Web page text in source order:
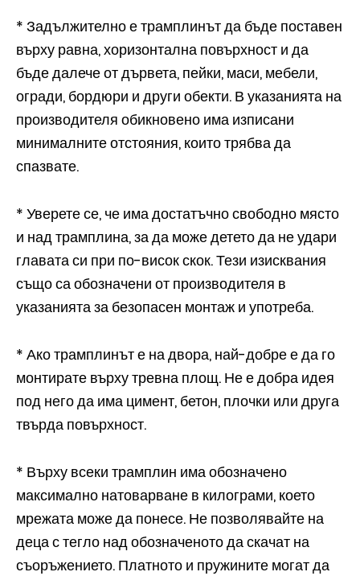
* Задължително е трамплинът да бъде поставен
върху равна, хоризонтална повърхност и да
бъде далече от дървета, пейки, маси, мебели,
огради, бордюри и други обекти. В указанията на
производителя обикновено има изписани
минималните отстояния, които трябва да
спазвате.
* Уверете се, че има достатъчно свободно място
и над трамплина, за да може детето да не удари
главата си при по-висок скок. Тези изисквания
също са обозначени от производителя в
указанията за безопасен монтаж и употреба.
* Ако трамплинът е на двора, най-добре е да го
монтирате върху тревна площ. Не е добра идея
под него да има цимент, бетон, плочки или друга
твърда повърхност.
* Върху всеки трамплин има обозначено
максимално натоварване в килограми, което
мрежата може да понесе. Не позволявайте на
деца с тегло над обозначеното да скачат на
съоръжението. Платното и пружините могат да